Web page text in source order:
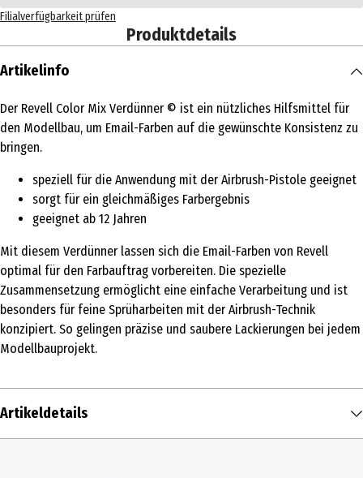
Filialverfügbarkeit prüfen
Produktdetails
Artikelinfo
Der Revell Color Mix Verdünner © ist ein nützliches Hilfsmittel für
den Modellbau, um Email-Farben auf die gewünschte Konsistenz zu
bringen.
speziell für die Anwendung mit der Airbrush-Pistole geeignet
sorgt für ein gleichmäßiges Farbergebnis
geeignet ab 12 Jahren
Mit diesem Verdünner lassen sich die Email-Farben von Revell
optimal für den Farbauftrag vorbereiten. Die spezielle
Zusammensetzung ermöglicht eine einfache Verarbeitung und ist
besonders für feine Sprüharbeiten mit der Airbrush-Technik
konzipiert. So gelingen präzise und saubere Lackierungen bei jedem
Modellbauprojekt.
Artikeldetails